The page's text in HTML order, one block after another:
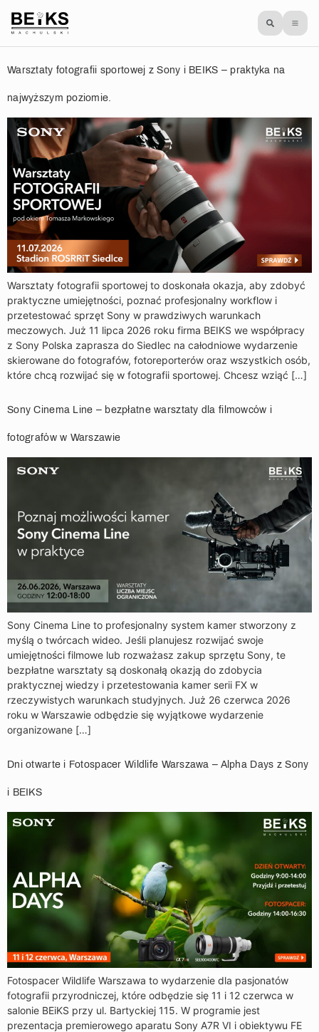
Warsztaty fotografii sportowej z Sony i BEIKS – praktyka na
najwyższym poziomie.
Warsztaty fotografii sportowej to doskonała okazja, aby zdobyć
praktyczne umiejętności, poznać profesjonalny workflow i
przetestować sprzęt Sony w prawdziwych warunkach
meczowych. Już 11 lipca 2026 roku firma BEIKS we współpracy
z Sony Polska zaprasza do Siedlec na całodniowe wydarzenie
skierowane do fotografów, fotoreporterów oraz wszystkich osób,
które chcą rozwijać się w fotografii sportowej. Chcesz wziąć […]
Sony Cinema Line – bezpłatne warsztaty dla filmowców i
fotografów w Warszawie
Sony Cinema Line to profesjonalny system kamer stworzony z
myślą o twórcach wideo. Jeśli planujesz rozwijać swoje
umiejętności filmowe lub rozważasz zakup sprzętu Sony, te
bezpłatne warsztaty są doskonałą okazją do zdobycia
praktycznej wiedzy i przetestowania kamer serii FX w
rzeczywistych warunkach studyjnych. Już 26 czerwca 2026
roku w Warszawie odbędzie się wyjątkowe wydarzenie
organizowane […]
Dni otwarte i Fotospacer Wildlife Warszawa – Alpha Days z Sony
i BEIKS
Fotospacer Wildlife Warszawa to wydarzenie dla pasjonatów
fotografii przyrodniczej, które odbędzie się 11 i 12 czerwca w
salonie BEiKS przy ul. Bartyckiej 115. W programie jest
prezentacja premierowego aparatu Sony A7R VI i obiektywu FE